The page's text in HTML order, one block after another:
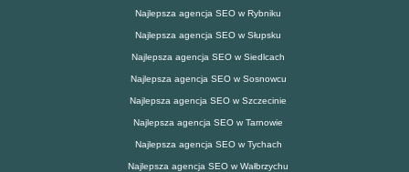
Najlepsza agencja SEO w Rybniku
Najlepsza agencja SEO w Słupsku
Najlepsza agencja SEO w Siedlcach
Najlepsza agencja SEO w Sosnowcu
Najlepsza agencja SEO w Szczecinie
Najlepsza agencja SEO w Tarnowie
Najlepsza agencja SEO w Tychach
Najlepsza agencja SEO w Wałbrzychu